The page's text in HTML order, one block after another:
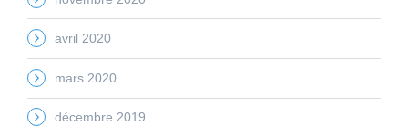
avril 2020
mars 2020
décembre 2019